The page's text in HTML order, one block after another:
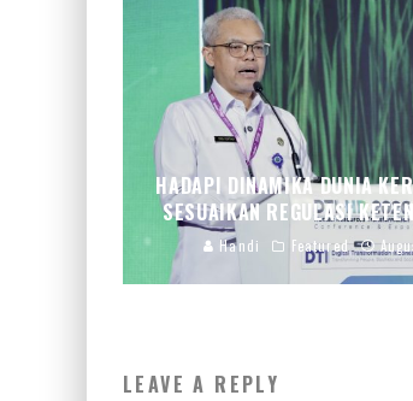
HADAPI DINAMIKA DUNIA
SESUAIKAN REGULASI
Handi Featured
LEAVE A REPLY